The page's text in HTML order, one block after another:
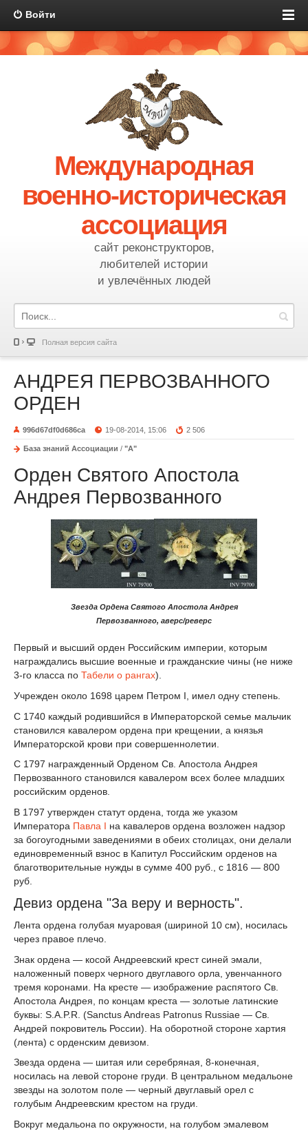
Войти
Международная
военно-историческая
ассоциация
сайт реконструкторов,
любителей истории
и увлечённых людей
Полная версия сайта
АНДРЕЯ ПЕРВОЗВАННОГО
ОРДЕН
996d67df0d686ca 19-08-2014, 15:06 2 506
База знаний Ассоциации / "А"
Орден Святого Апостола
Андрея Первозванного
Звезда Ордена Святого Апостола Андрея
Первозванного, аверс/реверс
Первый и высший орден Российским империи, которым
награждались высшие военные и гражданские чины (не ниже
3-го класса по Табели о рангах).
Учрежден около 1698 царем Петром I, имел одну степень.
С 1740 каждый родившийся в Императорской семье мальчик
становился кавалером ордена при крещении, а князья
Императорской крови при совершеннолетии.
С 1797 награжденный Орденом Св. Апостола Андрея
Первозванного становился кавалером всех более младших
российским орденов.
В 1797 утвержден статут ордена, тогда же указом
Императора Павла I на кавалеров ордена возложен надзор
за богоугодными заведениями в обеих столицах, они делали
единовременный взнос в Капитул Российским орденов на
благотворительные нужды в сумме 400 руб., с 1816 — 800
руб.
Девиз ордена "За веру и верность".
Лента ордена голубая муаровая (шириной 10 см), носилась
через правое плечо.
Знак ордена — косой Андреевский крест синей эмали,
наложенный поверх черного двуглавого орла, увенчанного
тремя коронами. На кресте — изображение распятого Св.
Апостола Андрея, по концам креста — золотые латинские
буквы: S.A.P.R. (Sanctus Andreas Patronus Russiae — Св.
Андрей покровитель России). На оборотной стороне хартия
(лента) с орденским девизом.
Звезда ордена — шитая или серебряная, 8-конечная,
носилась на левой стороне груди. В центральном медальоне
звезды на золотом поле — черный двуглавый орел с
голубым Андреевским крестом на груди.
Вокруг медальона по окружности, на голубом эмалевом